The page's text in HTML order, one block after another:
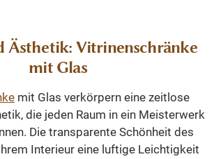
Ästhetik: Vitrinenschränke
mit Glas
mit Glas verkörpern eine zeitlose
die jeden Raum in ein Meisterwerk
Die transparente Schönheit des
Interieur eine luftige Leichtigkeit